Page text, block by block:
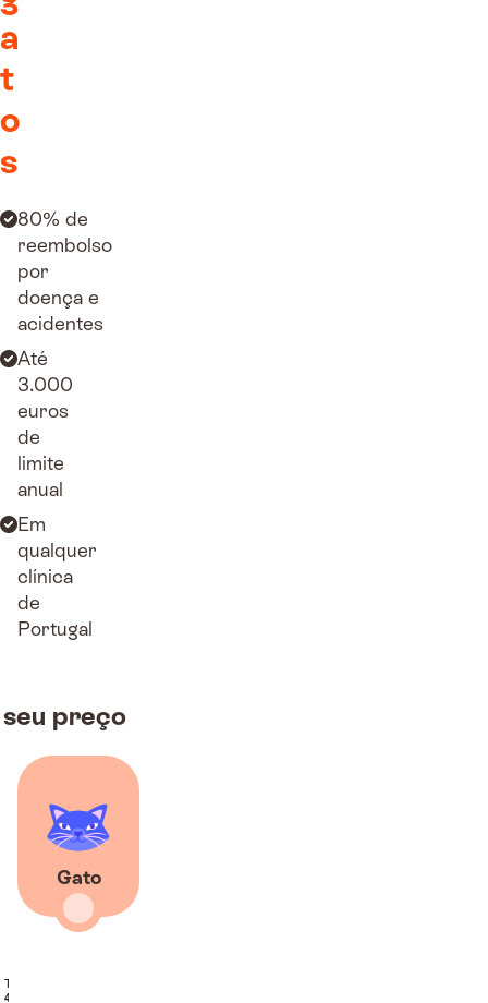
a
t
o
s
80% de
reembolso
por
doença e
acidentes
Até
3.000
euros
de
limite
anual
Em
qualquer
clínica
de
Portugal
preço
Gato